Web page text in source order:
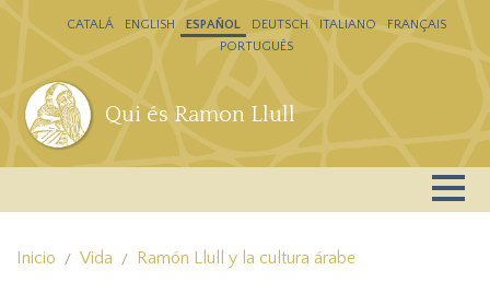
Pasar al contenido principal
Qui és Ramon Llull
CATALÁ ENGLISH ESPAÑOL DEUTSCH ITALIANO
FRANÇAIS
PORTUGUÊS
Inicio Vida Ramón Llull y la cultura árabe